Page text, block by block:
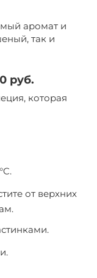
аромат и
так и
руб.
которая
от верхних